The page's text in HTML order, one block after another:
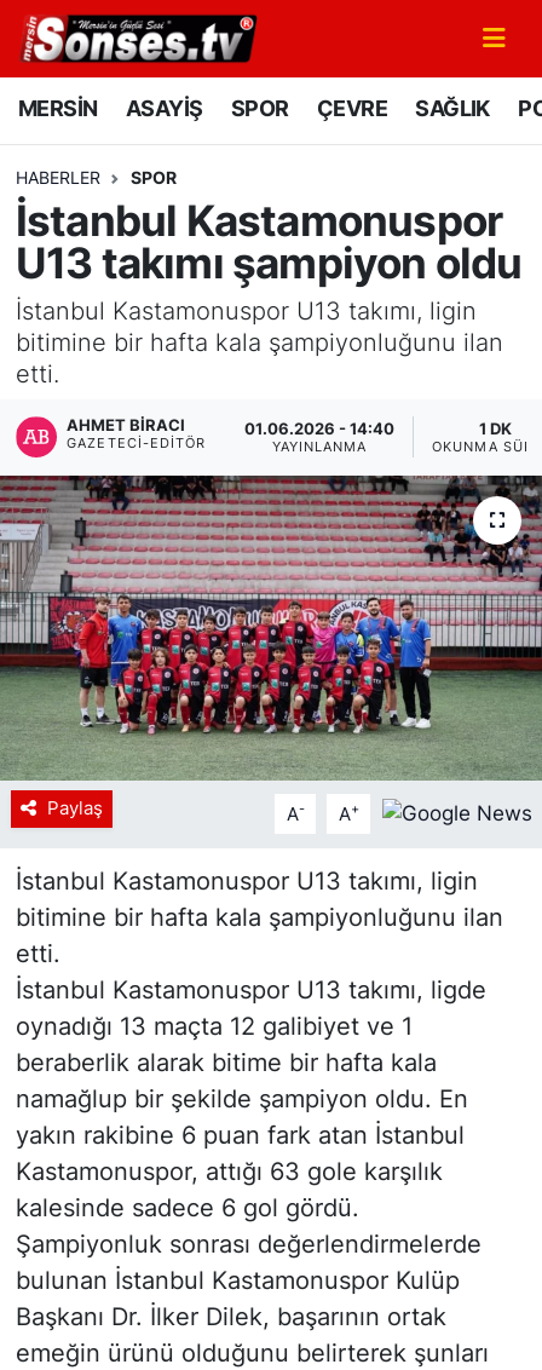
MERSİN ASAYİŞ SPOR ÇEVRE SAĞLIK
HABERLER SPOR
İstanbul Kastamonuspor
U13 takımı şampiyon oldu
İstanbul Kastamonuspor U13 takımı, ligin
bitimine bir hafta kala şampiyonluğunu ilan
etti.
AHMET BIRACI
GAZETECI-EDITÖR
01.06.2026 - 14:40
YAYINLANMA
1 DK
OKUNMA
Paylaş A- A+
İstanbul Kastamonuspor U13 takımı, ligin
bitimine bir hafta kala şampiyonluğunu ilan
etti.
İstanbul Kastamonuspor U13 takımı, ligde
oynadığı 13 maçta 12 galibiyet ve 1
beraberlik alarak bitime bir hafta kala
namağlup bir şekilde şampiyon oldu. En
yakın rakibine 6 puan fark atan İstanbul
Kastamonuspor, attığı 63 gole karşılık
kalesinde sadece 6 gol gördü.
Şampiyonluk sonrası değerlendirmelerde
bulunan İstanbul Kastamonuspor Kulüp
Başkanı Dr. İlker Dilek, başarının ortak
emeğin ürünü olduğunu belirterek şunları
MERSİN
SPOR
GÜNÜN MANŞETİ
DÜNYA
SAĞLIK
Siyaset
YEREL HABER
Haberde insan
Tanıtım
Mersin Nöbetçi Eczaneler
Mersin Namaz Vakitleri
Mersin Trafik Yoğunluk Haritası
Süper Lig Puan Durumu ve Fikstür
Haber Arşivi